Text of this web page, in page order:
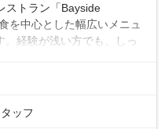
ストラン「Bayside
を中心とした幅広いメニュ
経験が浅い方でも、しっ
スキルを活かして即戦力
が責任を持って料理に取
ッフ